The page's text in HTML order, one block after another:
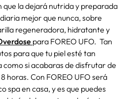
que la dejará nutrida y preparada
mejor que nunca, sobre
regeneradora, hidratante y
para FOREO UFO. Tan
para que tu piel esté tan
como si acabaras de disfrutar de
horas. Con FOREO UFO será
spa en casa, y es que puedes